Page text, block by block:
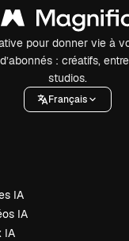
pour donner vie à
: créatifs,
studios.
Français
IA
IA
IA